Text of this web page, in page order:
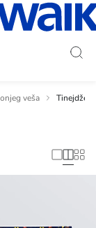
veša Tinejdžer